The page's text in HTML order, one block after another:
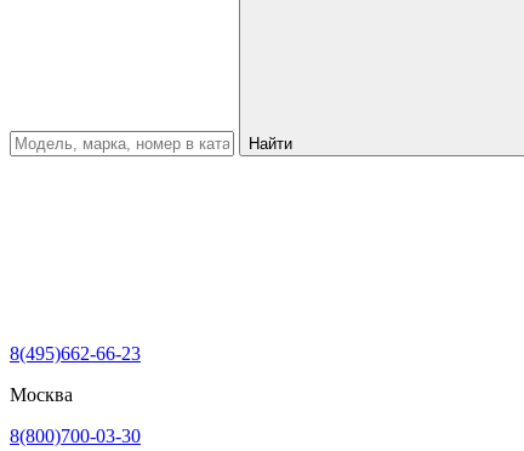
Найти
8(495)662-66-23
Москва
8(800)700-03-30